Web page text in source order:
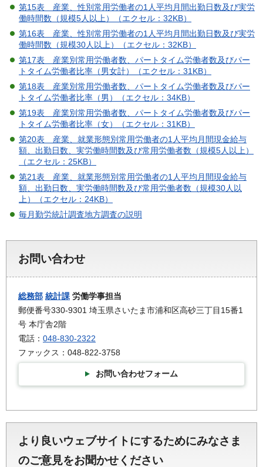
第15表 産業、性別常用労働者の1人平均月間出勤日数及び実労
働時間数（規模5人以上）（エクセル：32KB）
第16表 産業、性別常用労働者の1人平均月間出勤日数及び実労
働時間数（規模30人以上）（エクセル：32KB）
第17表 産業別常用労働者数、パートタイム労働者数及びパー
トタイム労働者比率（男女計）（エクセル：31KB）
第18表 産業別常用労働者数、パートタイム労働者数及びパー
トタイム労働者比率（男）（エクセル：34KB）
第19表 産業別常用労働者数、パートタイム労働者数及びパー
トタイム労働者比率（女）（エクセル：31KB）
第20表 産業、就業形態別常用労働者の1人平均月間現金給与
額、出勤日数、実労働時間数及び常用労働者数（規模5人以上）
（エクセル：25KB）
第21表 産業、就業形態別常用労働者の1人平均月間現金給与
額、出勤日数、実労働時間数及び常用労働者数（規模30人以
上）（エクセル：24KB）
毎月勤労統計調査地方調査の説明
お問い合わせ
総務部 統計課 労働学事担当
郵便番号330-9301 埼玉県さいたま市浦和区高砂三丁目15番1
号 本庁舎2階
電話： 048-830-2322
ファックス：048-822-3758
お問い合わせフォーム
より良いウェブサイトにするためにみなさま
のご意見をお聞かせください